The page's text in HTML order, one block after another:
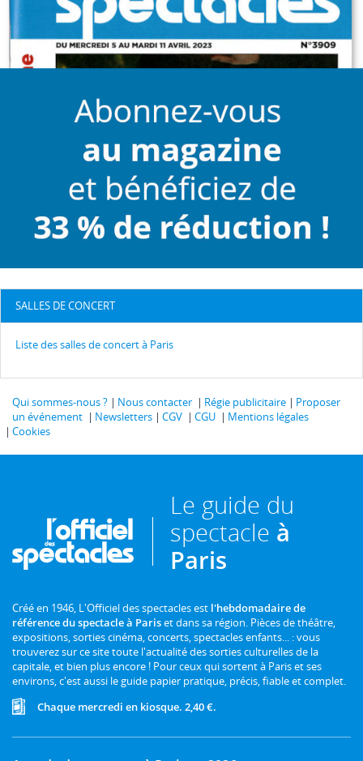
SALLES DE CONCERT
Liste des salles de concert à Paris
Qui sommes-nous ? Nous contacter Régie publicitaire
Proposer
un événement
Newsletters CGV CGU
Mentions légales
Cookies
Le guide du
spectacle à
Paris
Créé en 1946, L'Officiel des spectacles est l'hebdomadaire de
référence du spectacle à Pariset dans sa région. Pièces de théâtre,
expositions, sorties cinéma, concerts, spectacles enfants... : vous
trouverez sur ce site toute l'actualité des sorties culturelles de la
capitale, et bien plus encore ! Pour ceux qui sortent à Paris et ses
environs, c'est aussi le guide papier pratique, précis, fiable et complet.
Chaque mercredi en kiosque. 2,40 €.